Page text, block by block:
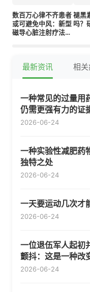
数百万心律不齐患者
或可避免中风：新型
磁导心脏注射疗法前
褪黑
吗？
最新资讯 相
一种常见的过量用
仍需更强有力的证
2026-06-24
一种实验性减肥药
独特之处
2026-06-24
一天要运动几次才
2026-06-24
一位退伍军人起初
颤抖：这是一种改
2026-06-24